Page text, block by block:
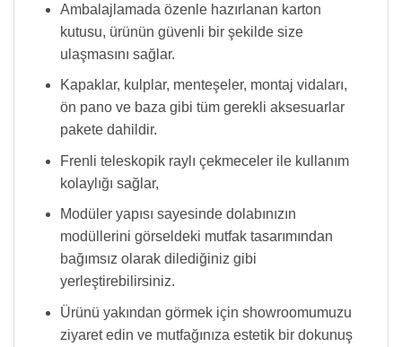
Ambalajlamada özenle hazırlanan karton
kutusu, ürünün güvenli bir şekilde size
ulaşmasını sağlar.
Kapaklar, kulplar, menteşeler, montaj vidaları,
ön pano ve baza gibi tüm gerekli aksesuarlar
pakete dahildir.
Frenli teleskopik raylı çekmeceler ile kullanım
kolaylığı sağlar,
Modüler yapısı sayesinde dolabınızın
modüllerini görseldeki mutfak tasarımından
bağımsız olarak dilediğiniz gibi
yerleştirebilirsiniz.
Ürünü yakından görmek için showroomumuzu
ziyaret edin ve mutfağınıza estetik bir dokunuş